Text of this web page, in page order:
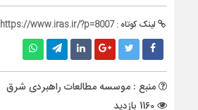
لینک کوتاه :https://www.iras.ir/?p=8007
منبع : موسسه مطالعات راهبردی شرق